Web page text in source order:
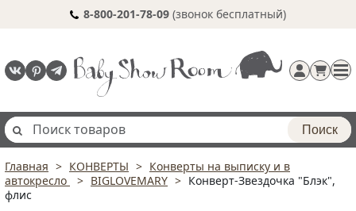
8-800-201-78-09 (звонок бесплатный)
Регистрация
Поиск
Главная КОНВЕРТЫ
Конверты на выписку и в
автокресло
BIGLOVEMARY
Конверт-Звездочка "Блэк",
флис